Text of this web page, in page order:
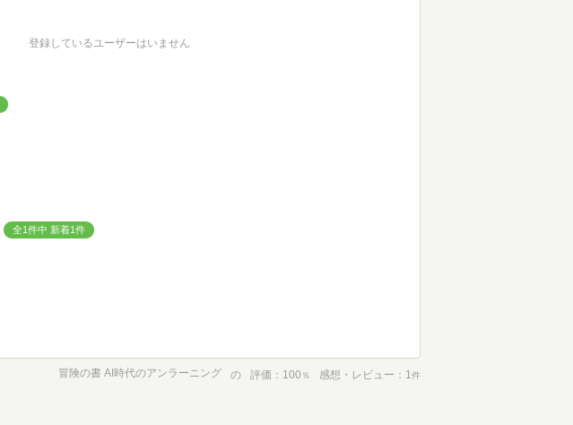
登録しているユーザーはいません
全1件中 新着1件
冒険の書 AI時代のアンラーニング の 評価 100 ％ 感想・レビュー 1件